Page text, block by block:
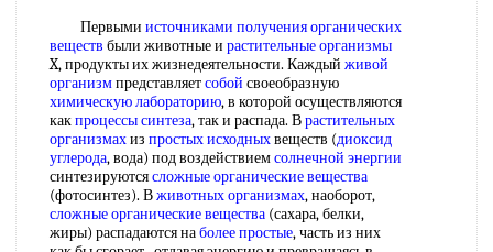
Первыми источниками получения органических
веществ были животные и растительные организмы
X, продукты их жизнедеятельности. Каждый живой
организмпредставляетсобой своеобразную
химическую лабораторию, в которой осуществляются
какпроцессы синтеза, так и распада. Врастительных
организмахиз простых исходныхвеществ (диоксид
углерода, вода) под воздействиемсолнечной энергии
синтезируютсясложные органические вещества
(фотосинтез). Вживотных организмах, наоборот,
сложные органические вещества (сахара, белки,
жиры) распадаются наболее простые, часть из них